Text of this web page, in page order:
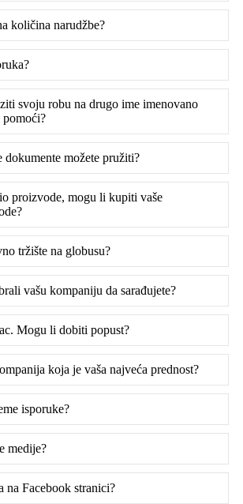
količina narudžbe?
svoju robu na drugo ime imenovano
pomoći?
dokumente možete pružiti?
proizvode, mogu li kupiti vaše
tržište na globusu?
vašu kompaniju da sarađujete?
Mogu li dobiti popust?
koja je vaša najveća prednost?
isporuke?
medije?
na Facebook stranici?